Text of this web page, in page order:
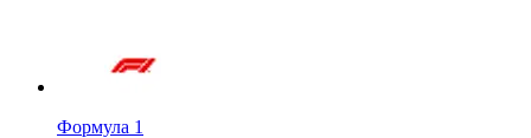
Формула 1